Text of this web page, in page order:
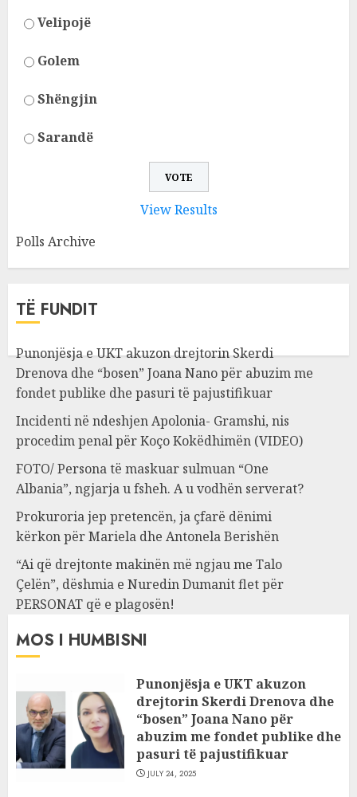
Velipojë
Golem
Shëngjin
Sarandë
View Results
Polls Archive
TË FUNDIT
Punonjësja e UKT akuzon drejtorin Skerdi
Drenova dhe “bosen” Joana Nano për abuzim me
fondet publike dhe pasuri të pajustifikuar
Incidenti në ndeshjen Apolonia- Gramshi, nis
procedim penal për Koço Kokëdhimën (VIDEO)
FOTO/ Persona të maskuar sulmuan “One
Albania”, ngjarja u fsheh. A u vodhën serverat?
Prokuroria jep pretencën, ja çfarë dënimi
kërkon për Mariela dhe Antonela Berishën
“Ai që drejtonte makinën më ngjau me Talo
Çelën”, dëshmia e Nuredin Dumanit flet për
PERSONAT që e plagosën!
MOS I HUMBISNI
Punonjësja e UKT akuzon
drejtorin Skerdi Drenova dhe
“bosen” Joana Nano për
abuzim me fondet publike dhe
pasuri të pajustifikuar
JULY 24, 2025